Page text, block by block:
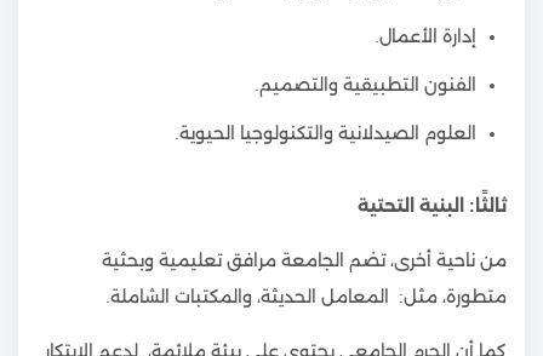
إدارة الأعمال.
الفنون التطبيقية والتصميم.
العلوم الصيدلانية والتكنولوجيا الحيوية.
ثالثًا: البنية التحتية
من ناحية أخرى، تضم الجامعة مرافق تعليمية وبحثية
متطورة، مثل: المعامل الحديثة، والمكتبات الشاملة.
كما أن الحرم الجامعي يحتوى على بيئة ملائمة، لدعم الابتكار